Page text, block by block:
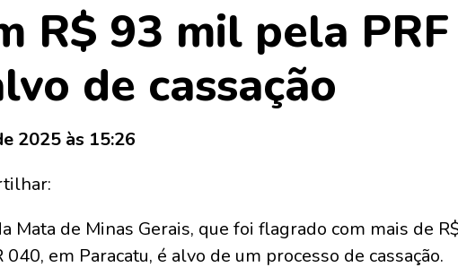
R$ 93 mil pela PRF
de cassação
2025 às 15:26
de Minas Gerais, que foi flagrado com mais de
em Paracatu, é alvo de um processo de cassação.